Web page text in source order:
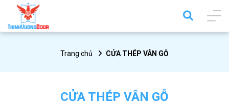
Trang chủ CỬA THÉP VÂN GỖ
CỬA THÉP VÂN GỖ